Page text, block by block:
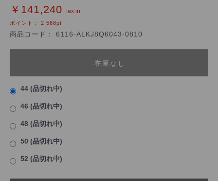
￥141,240 tax in
ポイント： 2,568pt
商品コード： 6116-ALKJ8Q6043-0810
在庫なし
44 (品切れ中)
46 (品切れ中)
48 (品切れ中)
50 (品切れ中)
52 (品切れ中)